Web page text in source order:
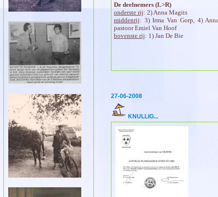
De deelnemers (L>R)
onderste rij: 2) Anna Magits
middenrij: 3) Irma Van Gorp, 4)
pastoor Emiel Van Hoof
bovenste rij: 1) Jan De Bie
27-06-2008
KNULLIG...